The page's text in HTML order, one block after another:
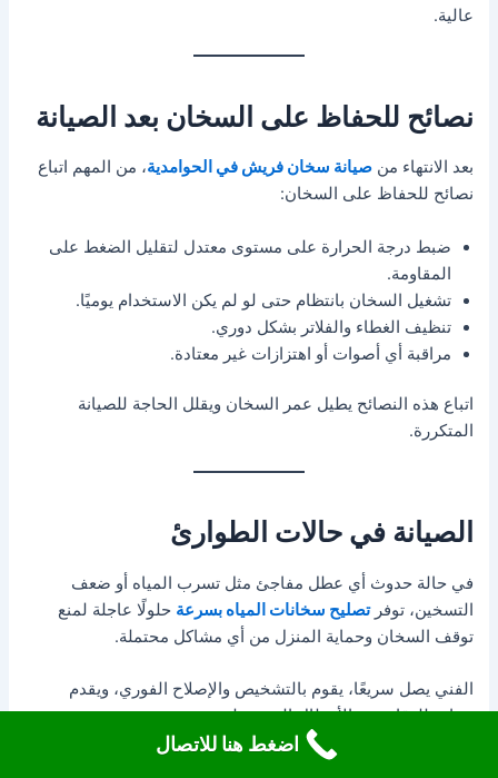
عالية.
نصائح للحفاظ على السخان بعد الصيانة
بعد الانتهاء منصيانة سخان فريش في الحوامدية، من المهم اتباع
نصائح للحفاظ على السخان:
ضبط درجة الحرارة على مستوى معتدل لتقليل الضغط على
المقاومة.
تشغيل السخان بانتظام حتى لو لم يكن الاستخدام يوميًا.
تنظيف الغطاء والفلاتر بشكل دوري.
مراقبة أي أصوات أو اهتزازات غير معتادة.
اتباع هذه النصائح يطيل عمر السخان ويقلل الحاجة للصيانة
المتكررة.
الصيانة في حالات الطوارئ
في حالة حدوث أي عطل مفاجئ مثل تسرب المياه أو ضعف
التسخين، توفرتصليح سخانات المياه بسرعة حلولًا عاجلة لمنع
توقف السخان وحماية المنزل من أي مشاكل محتملة.
الفني يصل سريعًا، يقوم بالتشخيص والإصلاح الفوري، ويقدم
نصائح للوقاية من الأعطال المستقبلية.
اضغط هنا للاتصال